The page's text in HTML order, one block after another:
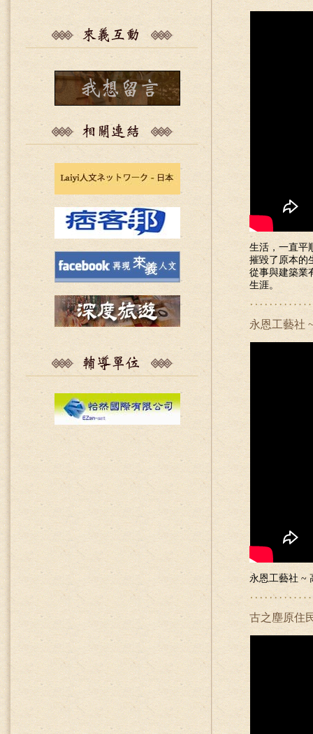
生活，一直平
摧毀了原本的
從事與建築業
生涯。
永恩工藝社
永恩工藝社 ~
古之塵原住